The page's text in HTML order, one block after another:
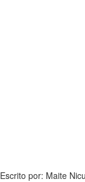
Escrito por: Maite